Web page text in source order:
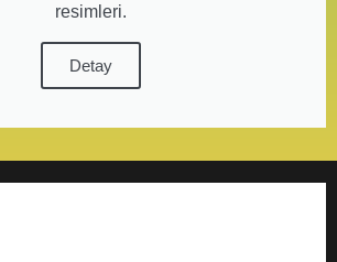
resimleri.
Detay